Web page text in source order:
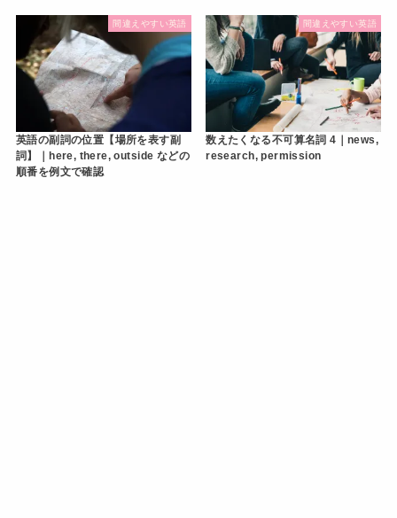
間違えやすい英語
英語の副詞の位置【場所を表す副
詞】｜here, there, outside などの
順番を例文で確認
間違えやすい英語
数えたくなる不可算名詞 4｜news,
research, permission